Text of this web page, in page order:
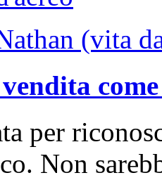
(vita
per
Non